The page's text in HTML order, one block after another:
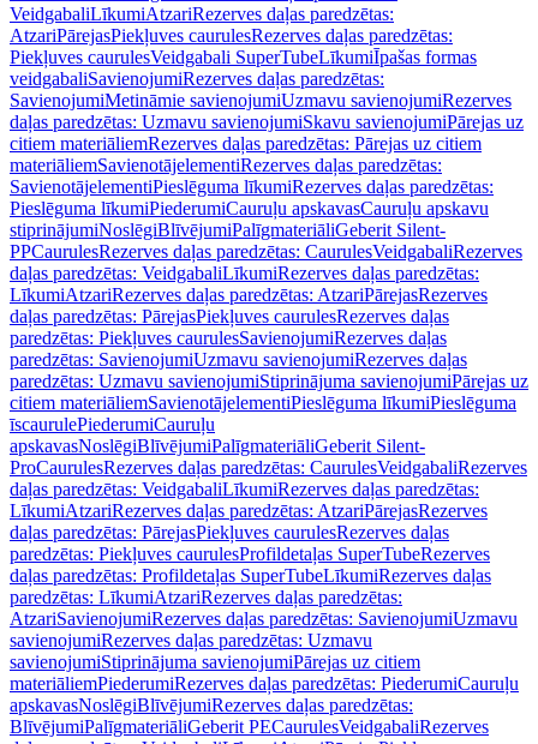
VeidgabaliLīkumiAtzariRezerves daļas paredzētas:
AtzariPārejasPiekļuves caurulesRezerves daļas paredzētas:
Piekļuves caurulesVeidgabali SuperTubeLīkumiĪpašas formas
veidgabaliSavienojumiRezerves daļas paredzētas:
SavienojumiMetināmie savienojumiUzmavu savienojumiRezerves
daļas paredzētas: Uzmavu savienojumiSkavu savienojumiPārejas uz
citiem materiāliemRezerves daļas paredzētas: Pārejas uz citiem
materiāliemSavienotājelementiRezerves daļas paredzētas:
SavienotājelementiPieslēguma līkumiRezerves daļas paredzētas:
Pieslēguma līkumiPiederumiCauruļu apskavasCauruļu apskavu
stiprinājumiNoslēgiBlīvējumiPalīgmateriāliGeberit Silent-
PPCaurulesRezerves daļas paredzētas: CaurulesVeidgabaliRezerves
daļas paredzētas: VeidgabaliLīkumiRezerves daļas paredzētas:
LīkumiAtzariRezerves daļas paredzētas: AtzariPārejasRezerves
daļas paredzētas: PārejasPiekļuves caurulesRezerves daļas
paredzētas: Piekļuves caurulesSavienojumiRezerves daļas
paredzētas: SavienojumiUzmavu savienojumiRezerves daļas
paredzētas: Uzmavu savienojumiStiprinājuma savienojumiPārejas uz
citiem materiāliemSavienotājelementiPieslēguma līkumiPieslēguma
īscaurulePiederumiCauruļu
apskavasNoslēgiBlīvējumiPalīgmateriāliGeberit Silent-
ProCaurulesRezerves daļas paredzētas: CaurulesVeidgabaliRezerves
daļas paredzētas: VeidgabaliLīkumiRezerves daļas paredzētas:
LīkumiAtzariRezerves daļas paredzētas: AtzariPārejasRezerves
daļas paredzētas: PārejasPiekļuves caurulesRezerves daļas
paredzētas: Piekļuves caurulesProfildetaļas SuperTubeRezerves
daļas paredzētas: Profildetaļas SuperTubeLīkumiRezerves daļas
paredzētas: LīkumiAtzariRezerves daļas paredzētas:
AtzariSavienojumiRezerves daļas paredzētas: SavienojumiUzmavu
savienojumiRezerves daļas paredzētas: Uzmavu
savienojumiStiprinājuma savienojumiPārejas uz citiem
materiāliemPiederumiRezerves daļas paredzētas: PiederumiCauruļu
apskavasNoslēgiBlīvējumiRezerves daļas paredzētas:
BlīvējumiPalīgmateriāliGeberit PECaurulesVeidgabaliRezerves